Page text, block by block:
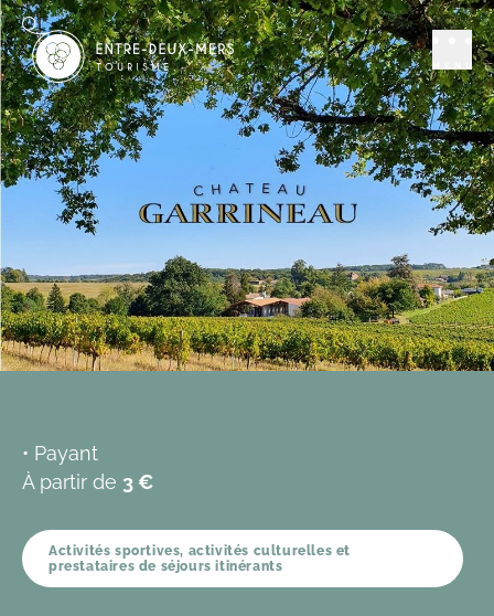
MENU
Visite vignes et
paysages (en
autonomie) aux
Vignobles
Combefreyroux
SAUVETERRE-DE-GUYENNE
• Payant
À partir de 3 €
Activités sportives, activités culturelles et
prestataires de séjours itinérants